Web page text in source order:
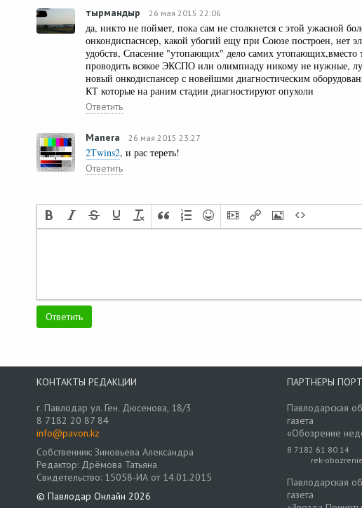
тырмандыр 26 мая 2015 22:06
да, никто не поймет, пока сам не столкнется с этой ужасной
онкондиспаснсер, какой убогий ещу при Союзе построен, нет
удобств, Спасение "утопающих" дело самих утопающих,вместо
проводить всякое ЭКСПО или олимпиаду никому не нужные,
новый онкодиспансер с новейшми диагностическим
КТ которые на раним стадии диагностируют опухоли
Ответить
Manera 26 мая 2015 23:27
2Тwins2, и рас тереть!
Ответить
КОНТАКТЫ РЕДАКЦИИ
г. Павлодар ул. Ген. Дюсенова, 18/3
8 7182 20 87 84
info@pavon.kz
Собственник: Зиновьева Александра
Редактор: Дрёмова Татьяна
Свидетельство: 15058-ИА от 14.01.2015
© Павлодар Онлайн 2026
ПАРТНЕРЫ
Павлодарская
газета
«Обозрение
8 7182 61 80 14
rek-
Павлодарская
газета